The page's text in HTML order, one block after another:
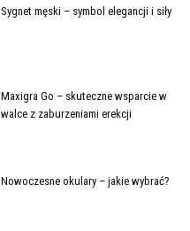
Sygnet męski – symbol elegancji i siły
Maxigra Go – skuteczne wsparcie w
walce z zaburzeniami erekcji
Nowoczesne okulary – jakie wybrać?